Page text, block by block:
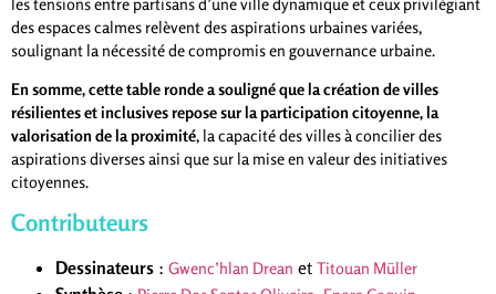
des espaces calmes relèvent des aspirations urbaines variées,
soulignant la nécessité de compromis en gouvernance urbaine.
En somme, cette table ronde a souligné que la création de villes
résilientes et inclusives repose sur la participation citoyenne, la
valorisation de la proximité, la capacité des villes à concilier des
aspirations diverses ainsi que sur la mise en valeur des initiatives
citoyennes.
Contributeurs
Dessinateurs : Gwenc’hlan Drean et Titouan Müller